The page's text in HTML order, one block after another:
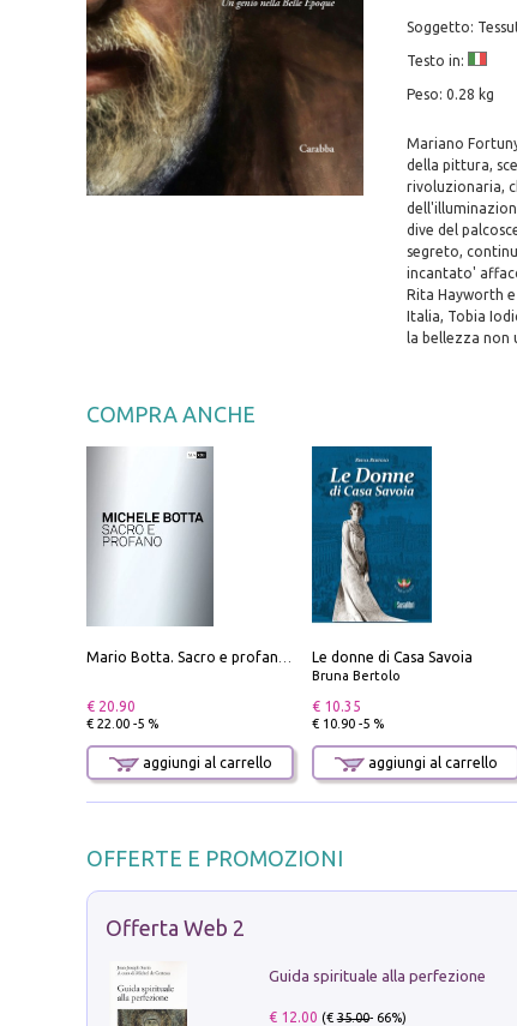
Soggetto:
Testo in:
Peso: 0.28 kg
Mariano
della pittura,
rivoluzionaria,
dive del
segreto,
incantato'
Rita Hayworth
Italia, Tobia
la bellezza non
COMPRA ANCHE
€ 20.90
€ 22.00 -5 %
aggiungi al carrello
Le donne di Casa Savoia
Bruna Bertolo
€ 10.35
€ 10.90 -5 %
aggiungi al carrello
OFFERTE E PROMOZIONI
Offerta Web 2
Guida spirituale alla perfezione
€ 12.00 (€35.00- 66%)